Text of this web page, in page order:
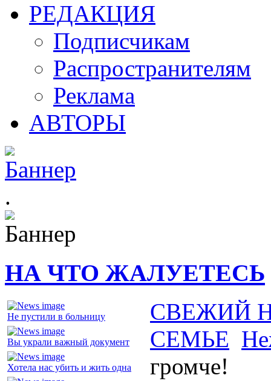
РЕДАКЦИЯ
Подписчикам
Распространителям
Реклама
АВТОРЫ
.
НА ЧТО ЖАЛУЕТЕСЬ
Не пустили в больницу
Вы украли важный документ
Хотела нас убить и жить одна
СВЕЖИЙ
СЕМЬЕ
громче!